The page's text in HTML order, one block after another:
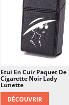
Etui En Cuir Paquet De
Cigarette Noir Lady
Lunette
DÉCOUVRIR